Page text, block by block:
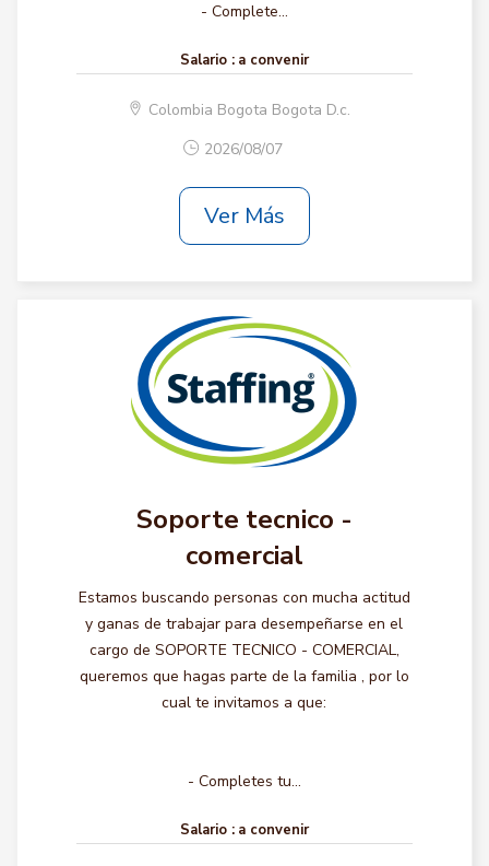
- Complete...
Salario : a convenir
Colombia Bogota Bogota D.c.
2026/08/07
Ver Más
Soporte tecnico -
comercial
Estamos buscando personas con mucha actitud
y ganas de trabajar para desempeñarse en el
cargo de SOPORTE TECNICO - COMERCIAL,
queremos que hagas parte de la familia , por lo
cual te invitamos a que:
- Completes tu...
Salario : a convenir